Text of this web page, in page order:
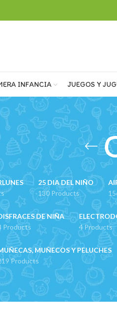
INFANCIA JUEGOS Y
25 DIA DEL NIÑO
130 Products
DE NIÑA
Products
4 Products
MUÑECOS Y PELUCHES
Products